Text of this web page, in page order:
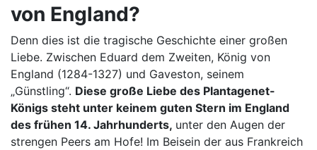
von England?
Denn dies ist die tragische Geschichte einer großen
Liebe. Zwischen Eduard dem Zweiten, König von
England (1284-1327) und Gaveston, seinem
„Günstling“. Diese große Liebe des Plantagenet-
Königs steht unter keinem guten Stern im England
des frühen 14. Jahrhunderts, unter den Augen der
strengen Peers am Hofe! Im Beisein der aus Frankreich